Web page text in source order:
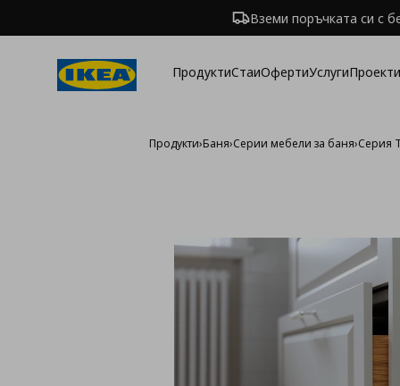
Вземи поръчката си с
ПродуктиСтаиОфертиУслуги
Продукти›Баня›Серии мебели за баня›Серия